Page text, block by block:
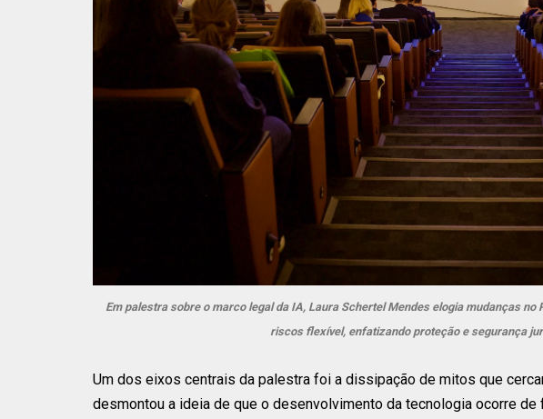
Em palestra sobre o marco legal da IA, Laura Schertel Mendes elogia mudanças
riscos flexível, enfatizando proteção e segurança
Um dos eixos centrais da palestra foi a dissipação de mitos que
desmontou a ideia de que o desenvolvimento da tecnologia ocorre